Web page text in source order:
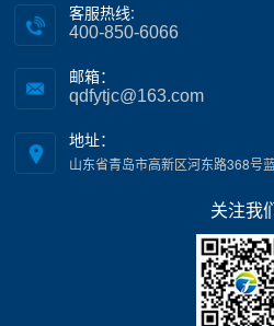
客服热线:
400-850-6066
邮箱：
qdfytjc@163.com
地址：
山东省青岛市高新区河东路368号
关注我